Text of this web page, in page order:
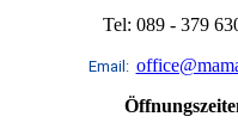
Tel: 089 - 379
Email: